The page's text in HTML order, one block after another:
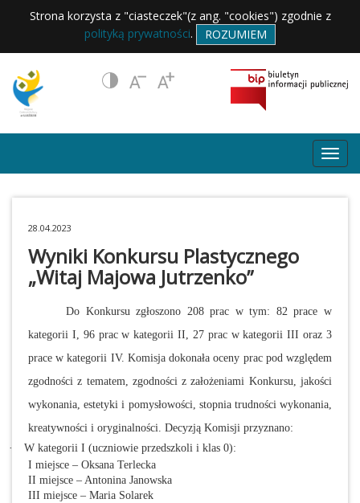
Strona korzysta z "ciasteczek"(z ang. "cookies") zgodnie z
polityką prywatności. ROZUMIEM
28.04.2023
Wyniki Konkursu Plastycznego
„Witaj Majowa Jutrzenko”
Do Konkursu zgłoszono 208 prac w tym: 82 prace w
kategorii I, 96 prac w kategorii II, 27 prac w kategorii III oraz 3
prace w kategorii IV. Komisja dokonała oceny prac pod względem
zgodności z tematem, zgodności z założeniami Konkursu, jakości
wykonania, estetyki i pomysłowości, stopnia trudności wykonania,
kreatywności i oryginalności. Decyzją Komisji przyznano:
·
W kategorii I (uczniowie przedszkoli i klas 0):
I miejsce – Oksana Terlecka
II miejsce – Antonina Janowska
III miejsce – Maria Solarek